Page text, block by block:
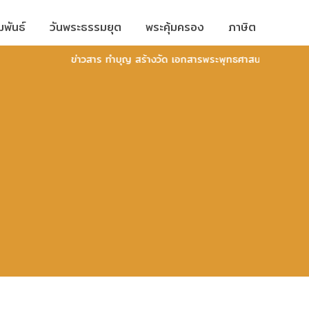
พันธ์ วันพระธรรมยุต พระคุ้มครอง ภาษิต
ข่าวสาร ทำบุญ สร้างวัด เอกสารพระพุทธศาสนา